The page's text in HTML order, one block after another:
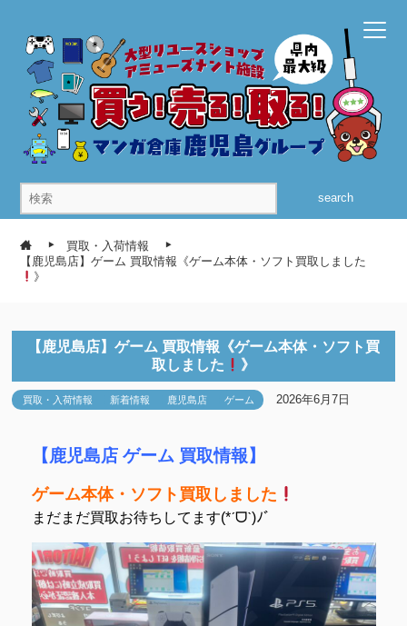
search
買取・入荷情報
【鹿児島店】ゲーム 買取情報《ゲーム本体・ソフト買取しました
》
【鹿児島店】ゲーム 買取情報《ゲーム本体・ソフト買
取しました
》
買取・入荷情報 新着情報 鹿児島店 ゲーム 2026年6月7日
【鹿児島店 ゲーム 買取情報】
ゲーム本体・ソフト買取しました
まだまだ買取お待ちしてます(*ˊᗜˋ)ﾉﾞ